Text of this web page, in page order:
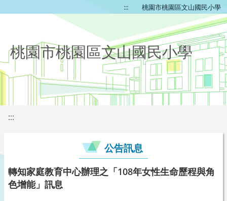
::: 桃園市桃園區文山國民小學
桃園市桃園區文山國民小學
:::
公告訊息
轉知家庭教育中心辦理之「108年女性生命歷程與角
色增能」訊息